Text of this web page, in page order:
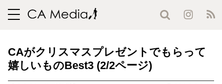
toggle
CAがクリスマスプレゼントでもらって
嬉しいものBest3 (2/2ページ)